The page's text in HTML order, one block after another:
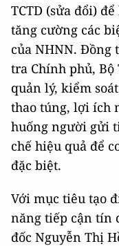
TCTD (sửa đổi)
tăng cường các
của NHNN. Đồng
tra Chính phủ, Bộ
quản lý, kiểm
thao túng, lợi ích
huống người gửi
chế hiệu quả để
đặc biệt.
Với mục tiêu tạo
năng tiếp cận tín
đốc Nguyễn Thị